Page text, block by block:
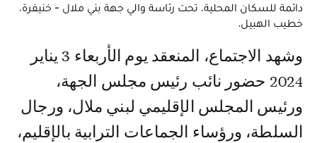
دائمة للسكان المحلية، تحت رئاسة والي جهة بني ملال - خنيفرة،
خطيب الهبيل.
وشهد الاجتماع، المنعقد يوم الأربعاء 3 يناير
2024 حضور نائب رئيس مجلس الجهة،
ورئيس المجلس الإقليمي لبني ملال، ورجال
السلطة، ورؤساء الجماعات الترابية بالإقليم،